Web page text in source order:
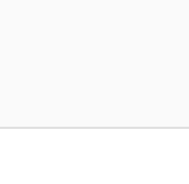
Unterrichtsmanagers